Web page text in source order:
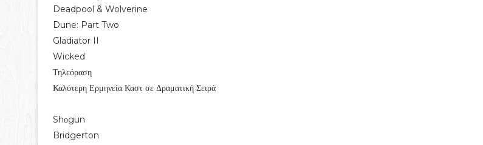
Deadpool & Wolverine
Dune: Part Two
Gladiator II
Wicked
Τηλεόραση
Καλύτερη Ερμηνεία Καστ σε Δραματική Σειρά
Shοgun
Bridgerton